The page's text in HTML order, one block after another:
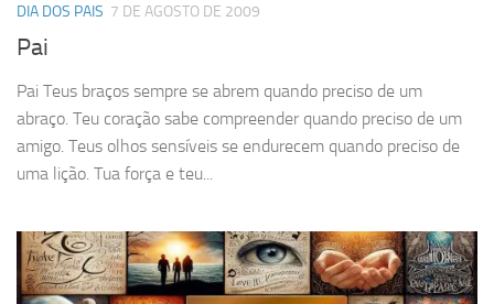
DIA DOS PAIS 7 DE AGOSTO DE 2009
Pai
Pai Teus braços sempre se abrem quando preciso de um
abraço. Teu coração sabe compreender quando preciso de um
amigo. Teus olhos sensíveis se endurecem quando preciso de
uma lição. Tua força e teu...